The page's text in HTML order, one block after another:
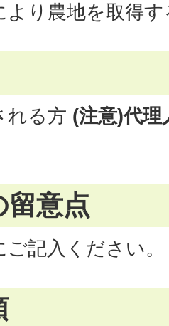
より農地を取得
れる方 (注意)代理
留意点
記入ください。